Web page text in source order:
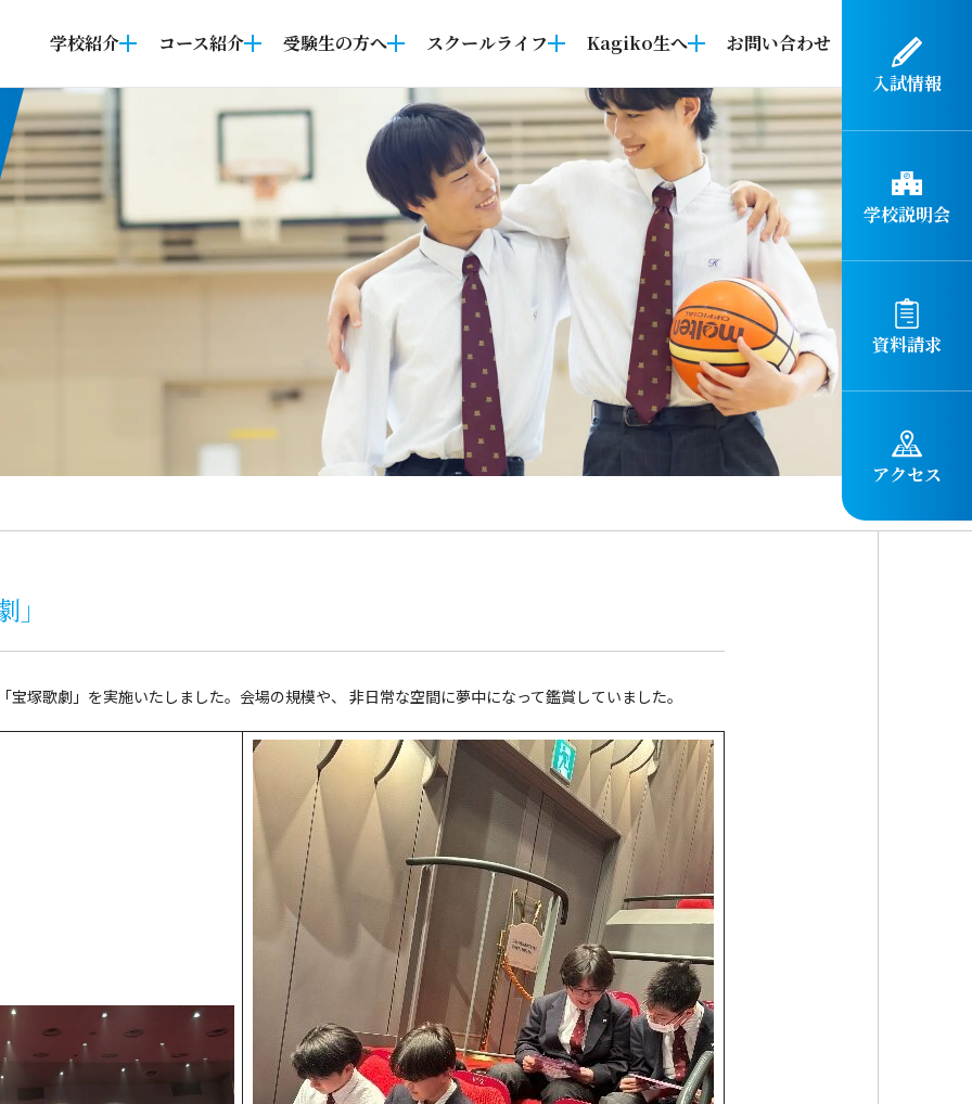
入試情報
学校説明会
資料請求
アクセス
学校紹介 コース紹介 受験生の方へ スクールライフ Kagiko生へ お問い合わせ
塚歌劇」を実施いたしました。会場の規模や、 非日常な空間に夢中になって鑑賞していました。